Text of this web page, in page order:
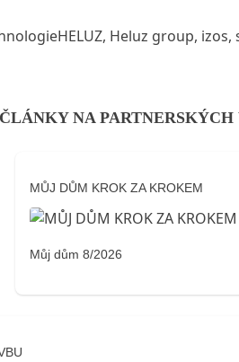
Tags:
HELUZ, Heluz group, izos,
ČLÁNKY NA PARTNERSKÝCH
MŮJ DŮM KROK ZA KROKEM
Můj dům 8/2026